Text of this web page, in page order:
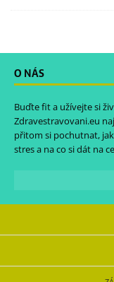
O NÁS
Buďte fit a užívejte si
Zdravestravovani.eu
přitom si pochutnat,
stres a na co si dát na